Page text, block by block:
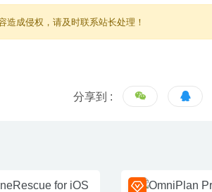
成侵权，请及时联系站长处理！
分享到 :